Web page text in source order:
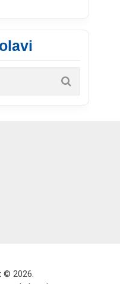
© 2026.